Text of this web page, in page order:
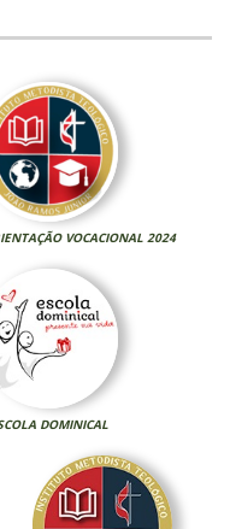
VOCACIONAL 2024
DOMINICAL